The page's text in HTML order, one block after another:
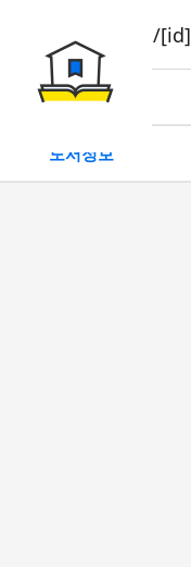
book/rent/[id]
대여
도서정보